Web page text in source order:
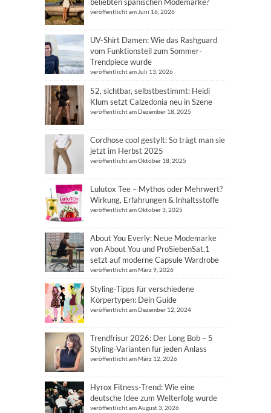
beliebten spanischen Modemarke?
veröffentlicht am Juni 16, 2026
UV-Shirt Damen: Wie das Rashguard
vom Funktionsteil zum Sommer-
Trendpiece wurde
veröffentlicht am Juli 13, 2026
52, sichtbar, selbstbestimmt: Heidi
Klum setzt Calzedonia neu in Szene
veröffentlicht am Dezember 18, 2025
Cordhose cool gestylt: So trägt man sie
jetzt im Herbst 2025
veröffentlicht am Oktober 18, 2025
Lulutox Tee – Mythos oder Mehrwert?
Wirkung, Erfahrungen & Inhaltsstoffe
veröffentlicht am Oktober 3, 2025
About You Everly: Neue Modemarke
von About You und ProSiebenSat.1
setzt auf moderne Capsule Wardrobe
veröffentlicht am März 9, 2026
Styling-Tipps für verschiedene
Körpertypen: Dein Guide
veröffentlicht am Dezember 12, 2024
Trendfrisur 2026: Der Long Bob – 5
Styling-Varianten für jeden Anlass
veröffentlicht am März 12, 2026
Hyrox Fitness-Trend: Wie eine
deutsche Idee zum Welterfolg wurde
veröffentlicht am August 3, 2026